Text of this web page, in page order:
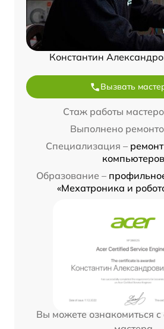
Константин
Вызвать
Стаж работы
Выполнено
Специализация –
компьютеров
Образование –
«Мехатроника и
Вы можете ознакомиться